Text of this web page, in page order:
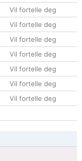
Vil fortelle deg
Vil fortelle deg
Vil fortelle deg
Vil fortelle deg
Vil fortelle deg
Vil fortelle deg
Vil fortelle deg